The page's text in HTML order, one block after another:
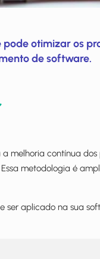
otimizar os
de software.
melhoria contínua dos
metodologia é
aplicado na sua